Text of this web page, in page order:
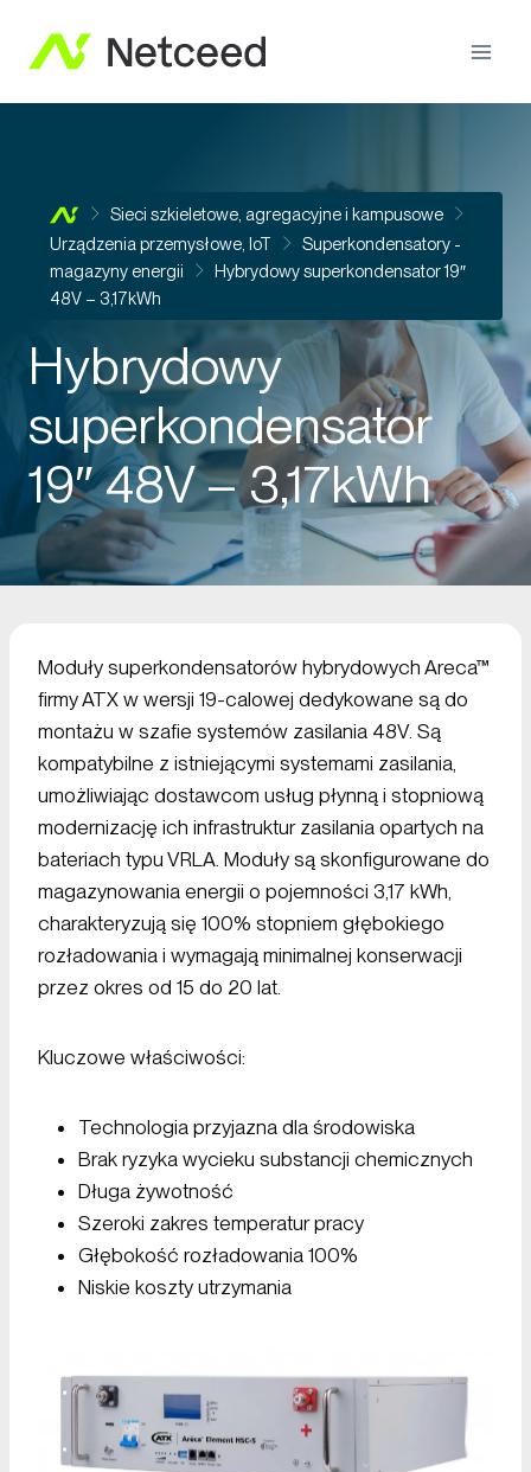
Sieci szkieletowe, agregacyjne i kampusowe
Urządzenia przemysłowe, IoT
Superkondensatory -
magazyny energii
Hybrydowy superkondensator 19″
48V – 3,17kWh
Hybrydowy
superkondensator
19″ 48V – 3,17kWh
Moduły superkondensatorów hybrydowych Areca™
firmy ATX w wersji 19-calowej dedykowane są do
montażu w szafie systemów zasilania 48V. Są
kompatybilne z istniejącymi systemami zasilania,
umożliwiając dostawcom usług płynną i stopniową
modernizację ich infrastruktur zasilania opartych na
bateriach typu VRLA. Moduły są skonfigurowane do
magazynowania energii o pojemności 3,17 kWh,
charakteryzują się 100% stopniem głębokiego
rozładowania i wymagają minimalnej konserwacji
przez okres od 15 do 20 lat.
Kluczowe właściwości:
Technologia przyjazna dla środowiska
Brak ryzyka wycieku substancji chemicznych
Długa żywotność
Szeroki zakres temperatur pracy
Głębokość rozładowania 100%
Niskie koszty utrzymania